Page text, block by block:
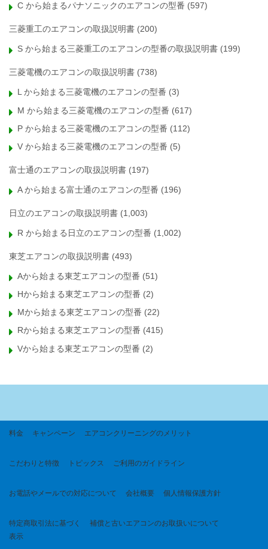
C から始まるパナソニックのエアコンの型番 (597)
三菱重工のエアコンの取扱説明書 (200)
S から始まる三菱重工のエアコンの型番の取扱説明書 (199)
三菱電機のエアコンの取扱説明書 (738)
L から始まる三菱電機のエアコンの型番 (3)
M から始まる三菱電機のエアコンの型番 (617)
P から始まる三菱電機のエアコンの型番 (112)
V から始まる三菱電機のエアコンの型番 (5)
富士通のエアコンの取扱説明書 (197)
A から始まる富士通のエアコンの型番 (196)
日立のエアコンの取扱説明書 (1,003)
R から始まる日立のエアコンの型番 (1,002)
東芝エアコンの取扱説明書 (493)
Aから始まる東芝エアコンの型番 (51)
Hから始まる東芝エアコンの型番 (2)
Mから始まる東芝エアコンの型番 (22)
Rから始まる東芝エアコンの型番 (415)
Vから始まる東芝エアコンの型番 (2)
料金 キャンペーン エアコンクリーニングのメリット
こだわりと特徴 トピックス ご利用のガイドライン
お電話やメールでの対応について 会社概要 個人情報保護方針
特定商取引法に基づく
表示
補償と古いエアコンのお取扱いについて